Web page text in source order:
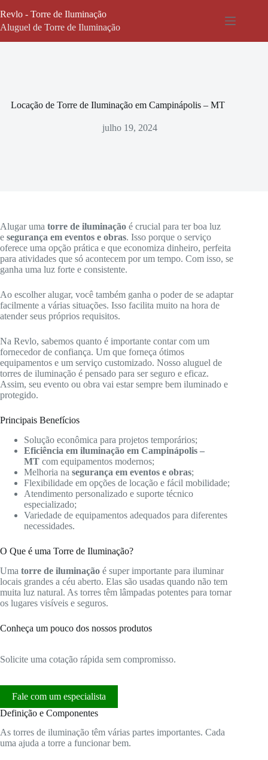
para
o
Revlo - Torre de Iluminação
Aluguel de Torre de Iluminação
Locação de Torre de Iluminação em Campinápolis – MT
julho 19, 2024
Alugar uma torre de iluminação é crucial para ter boa luz
e segurança em eventos e obras. Isso porque o serviço
oferece uma opção prática e que economiza dinheiro, perfeita
para atividades que só acontecem por um tempo. Com isso, se
ganha uma luz forte e consistente.
Ao escolher alugar, você também ganha o poder de se adaptar
facilmente a várias situações. Isso facilita muito na hora de
atender seus próprios requisitos.
Na Revlo, sabemos quanto é importante contar com um
fornecedor de confiança. Um que forneça ótimos
equipamentos e um serviço customizado. Nosso aluguel de
torres de iluminação é pensado para ser seguro e eficaz.
Assim, seu evento ou obra vai estar sempre bem iluminado e
protegido.
Principais Benefícios
Solução econômica para projetos temporários;
Eficiência em iluminação em Campinápolis –
MT com equipamentos modernos;
Melhoria na segurança em eventos e obras;
Flexibilidade em opções de locação e fácil mobilidade;
Atendimento personalizado e suporte técnico
especializado;
Variedade de equipamentos adequados para diferentes
necessidades.
O Que é uma Torre de Iluminação?
Uma torre de iluminação é super importante para iluminar
locais grandes a céu aberto. Elas são usadas quando não tem
muita luz natural. As torres têm lâmpadas potentes para tornar
os lugares visíveis e seguros.
Conheça um pouco dos nossos produtos
Solicite uma cotação rápida sem compromisso.
Fale com um especialista
Definição e Componentes
As torres de iluminação têm várias partes importantes. Cada
uma ajuda a torre a funcionar bem.